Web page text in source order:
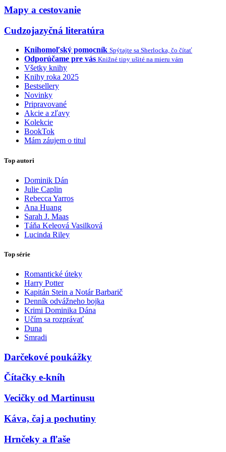
Mapy a cestovanie
Cudzojazyčná literatúra
Knihomoľský pomocník Spýtajte sa Sherlocka, čo čítať
Odporúčame pre vás Knižné tipy ušité na mieru vám
Všetky knihy
Knihy roka 2025
Bestsellery
Novinky
Pripravované
Akcie a zľavy
Kolekcie
BookTok
Mám záujem o titul
Top autori
Dominik Dán
Julie Caplin
Rebecca Yarros
Ana Huang
Sarah J. Maas
Táňa Keleová Vasilková
Lucinda Riley
Top série
Romantické úteky
Harry Potter
Kapitán Stein a Notár Barbarič
Denník odvážneho bojka
Krimi Dominika Dána
Učím sa rozprávať
Duna
Smradi
Darčekové poukážky
Čítačky e-kníh
Vecičky od Martinusu
Káva, čaj a pochutiny
Hrnčeky a fľaše